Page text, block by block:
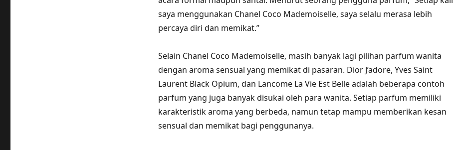
saya menggunakan Chanel Coco Mademoiselle, saya selalu merasa lebih
percaya diri dan memikat.”
Selain Chanel Coco Mademoiselle, masih banyak lagi pilihan parfum wanita
dengan aroma sensual yang memikat di pasaran. Dior J’adore, Yves Saint
Laurent Black Opium, dan Lancome La Vie Est Belle adalah beberapa contoh
parfum yang juga banyak disukai oleh para wanita. Setiap parfum memiliki
karakteristik aroma yang berbeda, namun tetap mampu memberikan kesan
sensual dan memikat bagi penggunanya.